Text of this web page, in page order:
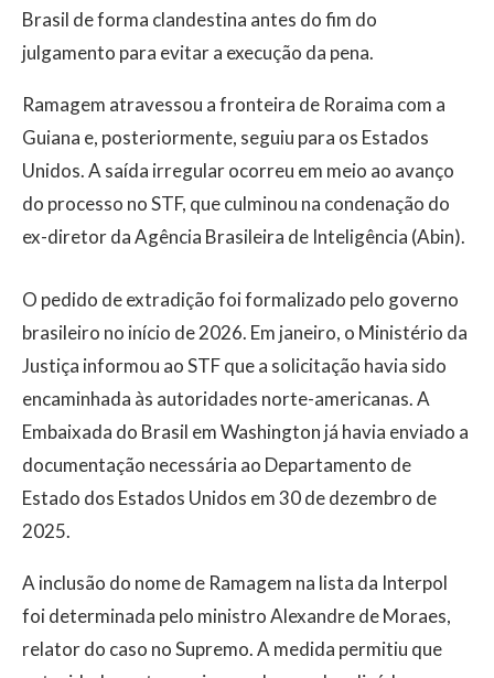
Brasil de forma clandestina antes do fim do
julgamento para evitar a execução da pena.
Ramagem atravessou a fronteira de Roraima com a
Guiana e, posteriormente, seguiu para os Estados
Unidos. A saída irregular ocorreu em meio ao avanço
do processo no STF, que culminou na condenação do
ex-diretor da Agência Brasileira de Inteligência (Abin).
O pedido de extradição foi formalizado pelo governo
brasileiro no início de 2026. Em janeiro, o Ministério da
Justiça informou ao STF que a solicitação havia sido
encaminhada às autoridades norte-americanas. A
Embaixada do Brasil em Washington já havia enviado a
documentação necessária ao Departamento de
Estado dos Estados Unidos em 30 de dezembro de
2025.
A inclusão do nome de Ramagem na lista da Interpol
foi determinada pelo ministro Alexandre de Moraes,
relator do caso no Supremo. A medida permitiu que